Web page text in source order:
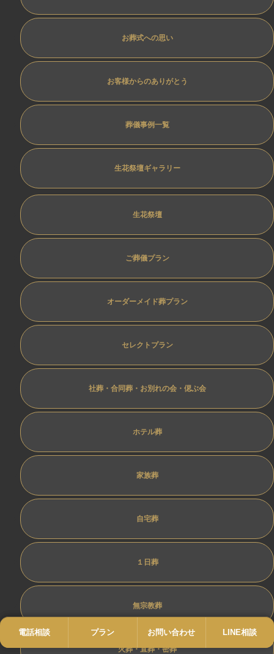
お葬式への思い
お客様からのありがとう
葬儀事例一覧
生花祭壇ギャラリー
生花祭壇
ご葬儀プラン
オーダーメイド葬プラン
セレクトプラン
社葬・合同葬・お別れの会・偲ぶ会
ホテル葬
家族葬
自宅葬
１日葬
無宗教葬
火葬・直葬・密葬
電話 プラン お問い合わせ LINE
電話相談 プラン お問い合わせ LINE相談